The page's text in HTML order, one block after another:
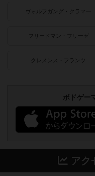
ヴォルフガング・クラマー
フリードマン・フリーゼ
クレメンス・フランツ
ボドゲー
アク